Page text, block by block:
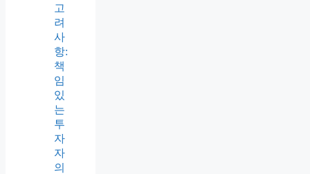
고
려
사
항:
책
임
있
는
투
자
자
의